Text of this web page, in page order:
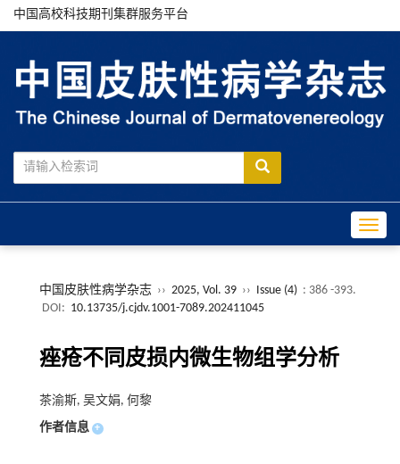
中国高校科技期刊集群服务平台
中国皮肤性病学杂志 ›› 2025, Vol. 39 ›› Issue (4) : 386 -393.
DOI: 10.13735/j.cjdv.1001-7089.202411045
痤疮不同皮损内微生物组学分析
茶渝斯, 吴文娟, 何黎
作者信息 +